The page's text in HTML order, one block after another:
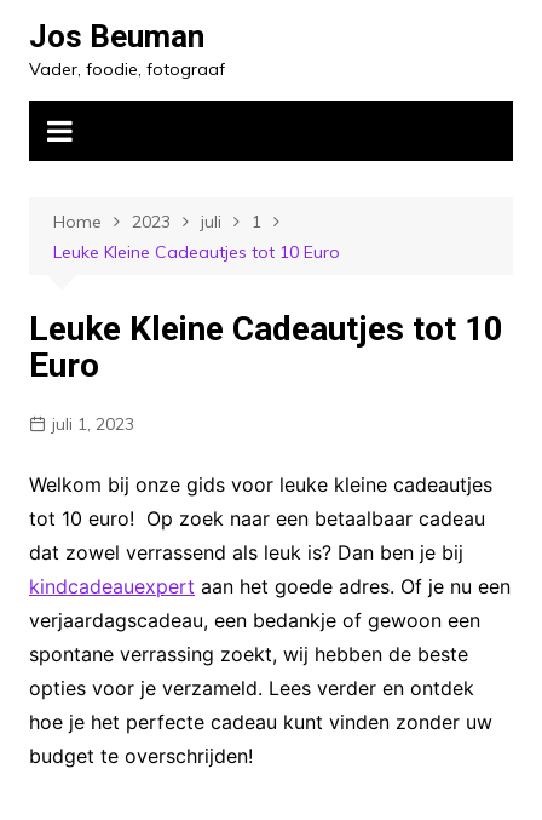
naar
inhoud
Jos Beuman
Vader, foodie, fotograaf
Home 2023 juli
1
Leuke Kleine Cadeautjes tot 10 Euro
Leuke Kleine Cadeautjes tot 10
Euro
juli 1, 2023
Welkom bij onze gids voor leuke kleine cadeautjes
tot 10 euro! Op zoek naar een betaalbaar cadeau
dat zowel verrassend als leuk is? Dan ben je bij
kindcadeauexpert aan het goede adres. Of je nu een
verjaardagscadeau, een bedankje of gewoon een
spontane verrassing zoekt, wij hebben de beste
opties voor je verzameld. Lees verder en ontdek
hoe je het perfecte cadeau kunt vinden zonder uw
budget te overschrijden!